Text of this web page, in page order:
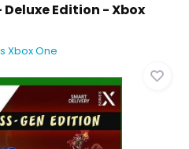
Edition - Xbox
Xbox One